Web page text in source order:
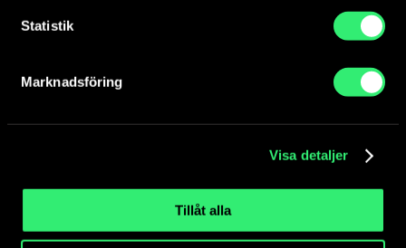
Statistik
Marknadsföring
Visa detaljer
Tillåt alla
Om konst som tillhör staten blir stulen eller utsatt